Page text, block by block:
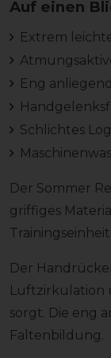
Auf einen
Extrem
Eng
Schlichtes
Der Sommer
griffiges
Der
Luftzirkulation
sorgt. Die eng
Faltenbildung.